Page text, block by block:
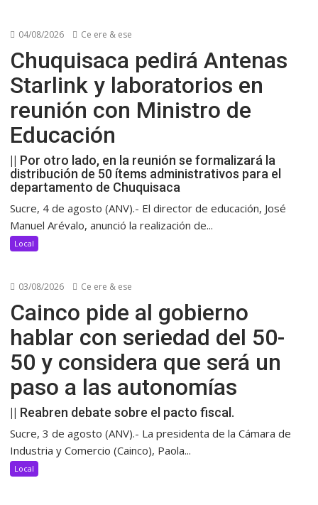
04/08/2026 Ce ere & ese
Chuquisaca pedirá Antenas
Starlink y laboratorios en
reunión con Ministro de
Educación
|| Por otro lado, en la reunión se formalizará la
distribución de 50 ítems administrativos para el
departamento de Chuquisaca
Sucre, 4 de agosto (ANV).- El director de educación, José
Manuel Arévalo, anunció la realización de...
Local
03/08/2026 Ce ere & ese
Cainco pide al gobierno
hablar con seriedad del 50-
50 y considera que será un
paso a las autonomías
|| Reabren debate sobre el pacto fiscal.
Sucre, 3 de agosto (ANV).- La presidenta de la Cámara de
Industria y Comercio (Cainco), Paola...
Local